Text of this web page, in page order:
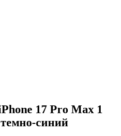
17 Pro Max 1
синий